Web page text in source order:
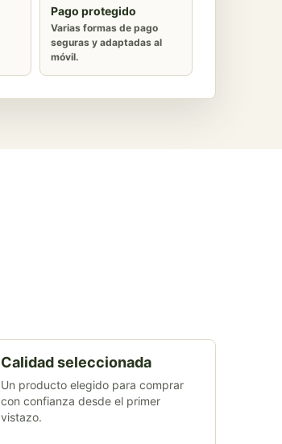
Pago protegido
Varias formas de pago
seguras y adaptadas al
móvil.
Calidad seleccionada
Un producto elegido para comprar
con confianza desde el primer
vistazo.